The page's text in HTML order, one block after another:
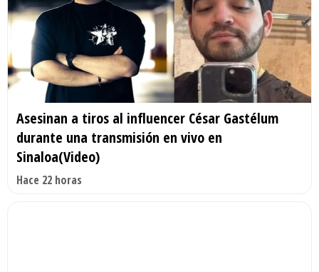
Asesinan a tiros al influencer César Gastélum
durante una transmisión en vivo en
Sinaloa(Video)
Hace 22 horas